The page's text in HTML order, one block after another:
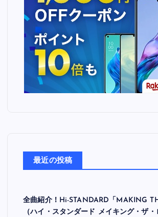
最近の投稿
全曲紹介！Hi-STANDARD「MAKING
（ハイ・スタンダード メイキング・ザ・